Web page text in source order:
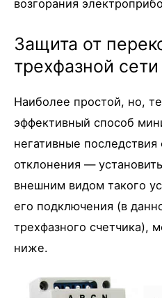
возгорания
Защита от
трехфазной сети
Наиболее простой, но,
эффективный способ
негативные
отклонения —
внешним видом такого
его подключения (в
трехфазного счетчика),
ниже.